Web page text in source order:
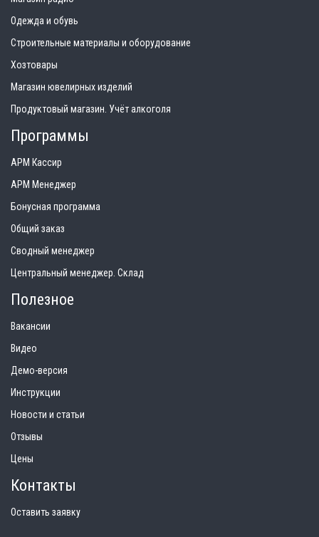
Одежда и обувь
Строительные материалы и оборудование
Хозтовары
Магазин ювелирных изделий
Продуктовый магазин. Учёт алкоголя
Программы
АРМ Кассир
АРМ Менеджер
Бонусная программа
Общий заказ
Сводный менеджер
Центральный менеджер. Склад
Полезное
Вакансии
Видео
Демо-версия
Инструкции
Новости и статьи
Отзывы
Цены
Контакты
Оставить заявку